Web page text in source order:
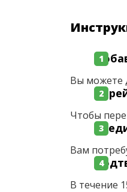
Вы можете
Чтобы
Вам
В течение